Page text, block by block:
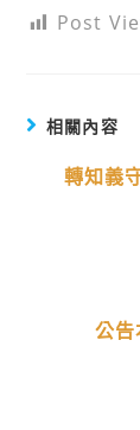
Post
相關內容
轉知義
公